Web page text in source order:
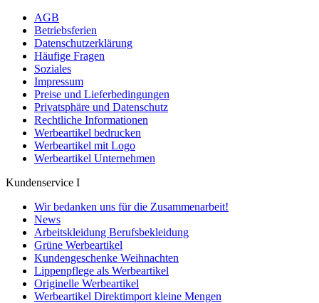
AGB
Betriebsferien
Datenschutzerklärung
Häufige Fragen
Soziales
Impressum
Preise und Lieferbedingungen
Privatsphäre und Datenschutz
Rechtliche Informationen
Werbeartikel bedrucken
Werbeartikel mit Logo
Werbeartikel Unternehmen
Kundenservice I
Wir bedanken uns für die Zusammenarbeit!
News
Arbeitskleidung Berufsbekleidung
Grüne Werbeartikel
Kundengeschenke Weihnachten
Lippenpflege als Werbeartikel
Originelle Werbeartikel
Werbeartikel Direktimport kleine Mengen